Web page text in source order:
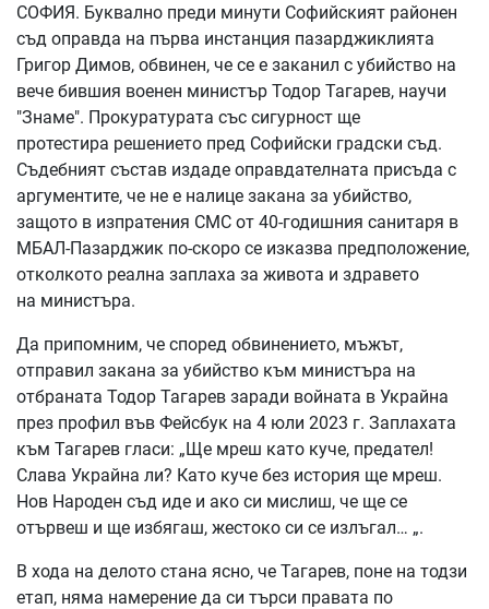
СОФИЯ. Буквално преди минути Софийският районен
съд оправда на първа инстанция пазарджиклията
Григор Димов, обвинен, че се е заканил с убийство на
вече бившия военен министър Тодор Тагарев, научи
"Знаме". Прокуратурата със сигурност ще
протестира решението пред Софийски градски съд.
Съдебният състав издаде оправдателната присъда с
аргументите, че не е налице закана за убийство,
защото в изпратения СМС от 40-годишния санитаря в
МБАЛ-Пазарджик по-скоро се изказва предположение,
отколкото реална заплаха за живота и здравето
на министъра.
Да припомним, че според обвинението, мъжът,
отправил закана за убийство към министъра на
отбраната Тодор Тагарев заради войната в Украйна
през профил във Фейсбук на 4 юли 2023 г. Заплахата
към Тагарев гласи: „Ще мреш като куче, предател!
Слава Украйна ли? Като куче без история ще мреш.
Нов Народен съд иде и ако си мислиш, че ще се
отървеш и ще избягаш, жестоко си се излъгал… „.
В хода на делото стана ясно, че Тагарев, поне на тодзи
етап, няма намерение да си търси правата по